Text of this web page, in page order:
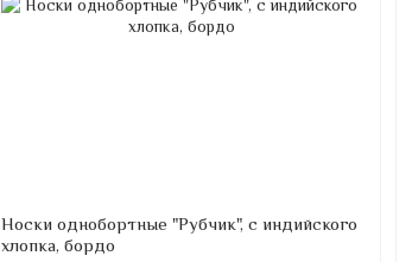
Носки однобортные "Рубчик", с индийского
хлопка, бордо